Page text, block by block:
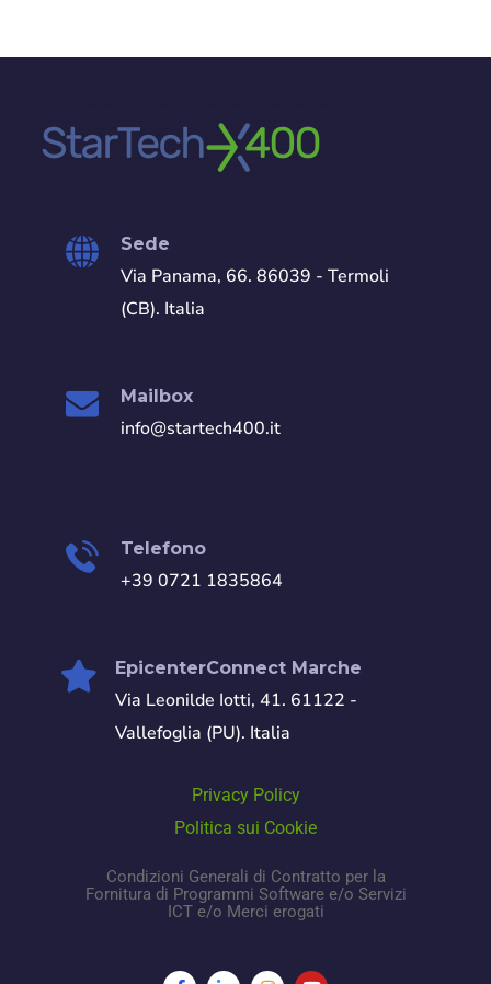
Sede
Via Panama, 66. 86039 - Termoli
(CB). Italia
Mailbox
info@startech400.it
Telefono
+39 0721 1835864
EpicenterConnect Marche
Via Leonilde Iotti, 41. 61122 -
Vallefoglia (PU). Italia
Privacy Policy
Politica sui Cookie
Condizioni Generali di Contratto per la
Fornitura di Programmi Software e/o Servizi
ICT e/o Merci erogati